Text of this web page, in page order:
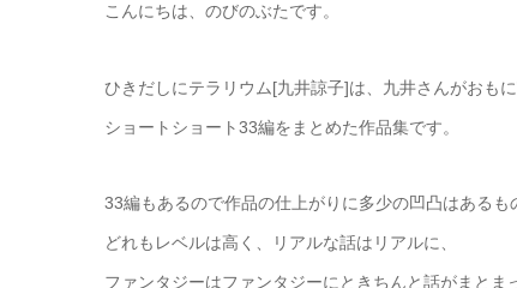
こんにちは、のびのぶたです。
ひきだしにテラリウム[九井諒子]は、九井さんがおも
ショートショート33編をまとめた作品集です。
33編もあるので作品の仕上がりに多少の凹凸はあるも
どれもレベルは高く、リアルな話はリアルに、
ファンタジーはファンタジーにときちんと話がまとま